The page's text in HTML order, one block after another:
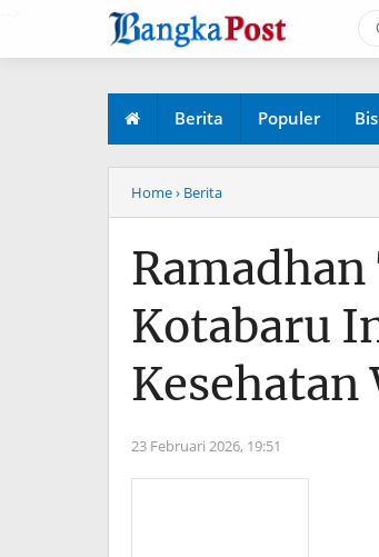
Berita Populer
Home› Berita
Kotabaru
Kesehatan
23 Februari 2026, 19:51